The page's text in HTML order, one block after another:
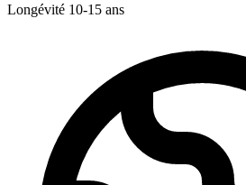
Longévité 10-15 ans